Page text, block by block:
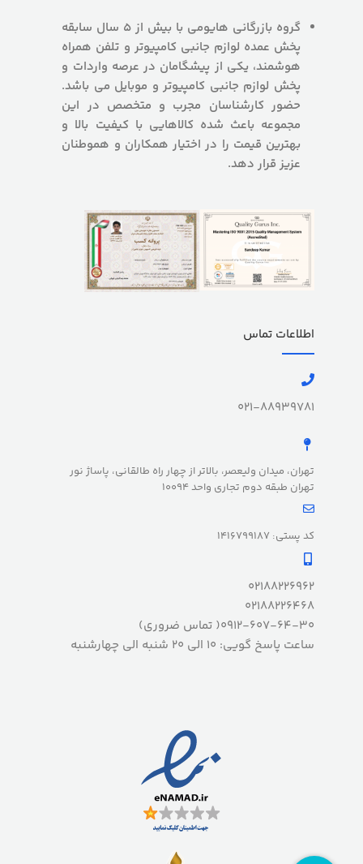
گروه بازرگانی هایومی با بیش از 5 سال سابقه
پخش عمده لوازم جانبی کامپیوتر و تلفن همراه
هوشمند، یکی از پیشگامان در عرصه واردات و
پخش لوازم جانبی کامپیوتر و موبایل می باشد.
حضور کارشناسان مجرب و متخصص در این
مجموعه باعث شده کالاهایی با کیفیت بالا و
بهترین قیمت را در اختیار همکاران و هموطنان
عزیز قرار دهد.
اطلاعات تماس
021-88939781
تهران، میدان ولیعصر، بالاتر از چهار راه طالقانی، پاساژ نور
تهران طبقه دوم تجاری واحد 10094
کد پستی: 1416799187
02188226962
02188226468
0912-607-64-30( تماس ضروری)
ساعت پاسخ گویی: 10 الی 20 شنبه الی چهارشنبه